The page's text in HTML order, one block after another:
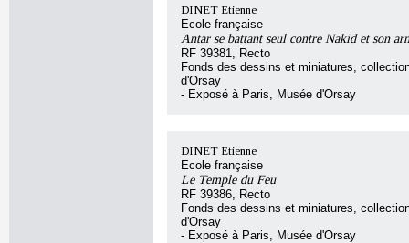
DINET Etienne
Ecole française
Antar se battant seul contre Nakid et son
RF 39381, Recto
Fonds des dessins et miniatures,
d'Orsay
- Exposé à Paris, Musée d'Orsay
DINET Etienne
Ecole française
Le Temple du Feu
RF 39386, Recto
Fonds des dessins et miniatures,
d'Orsay
- Exposé à Paris, Musée d'Orsay